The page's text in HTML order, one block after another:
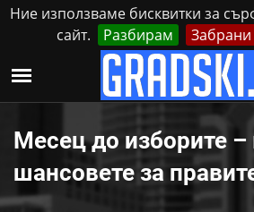
Ние използваме бисквитки за
сайт.
Разбирам Забрани
Понеделник, 10 Август, 2026
Месец до изборите –
шансовете за